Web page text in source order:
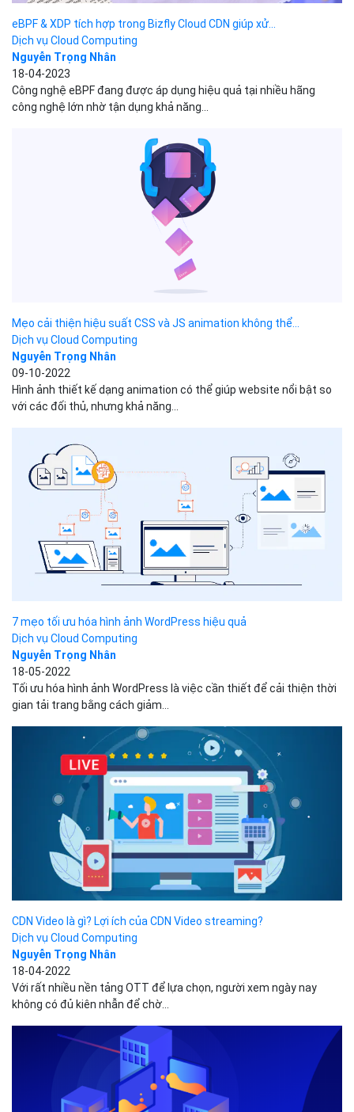
eBPF & XDP tích hợp trong Bizfly Cloud CDN giúp xử...
Công nghệ eBPF đang được áp dụng hiệu quả tại nhiều hãng
công nghệ lớn nhờ tận dụng khả năng...
Mẹo cải thiện hiệu suất CSS và JS animation không thể...
Dịch vụ Cloud Computing
Nguyễn Trọng Nhân
Hình ảnh thiết kế dạng animation có thể giúp website nổi bật so
với các đối thủ, nhưng khả năng...
7 mẹo tối ưu hóa hình ảnh WordPress hiệu quả
Dịch vụ Cloud Computing
Nguyễn Trọng Nhân
18-05-2022
Tối ưu hóa hình ảnh WordPress là việc cần thiết để cải thiện thời
gian tải trang bằng cách giảm...
CDN Video là gì? Lợi ích của CDN Video streaming?
Dịch vụ Cloud Computing
Nguyễn Trọng Nhân
18-04-2022